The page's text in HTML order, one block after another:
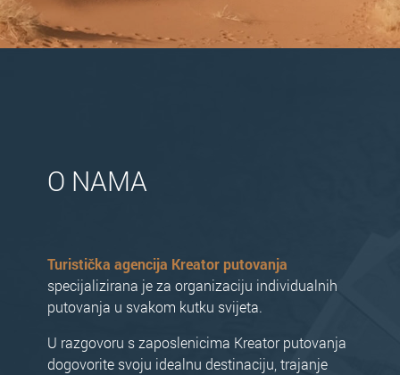
O NAMA
Turistička agencija Kreator putovanja
specijalizirana je za organizaciju individualnih
putovanja u svakom kutku svijeta.
U razgovoru s zaposlenicima Kreator putovanja
dogovorite svoju idealnu destinaciju, trajanje